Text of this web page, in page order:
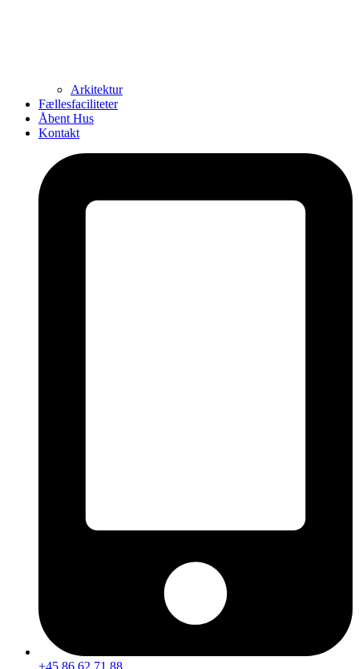
Arkitektur
Fællesfaciliteter
Åbent Hus
Kontakt
+45 86 62 71 88